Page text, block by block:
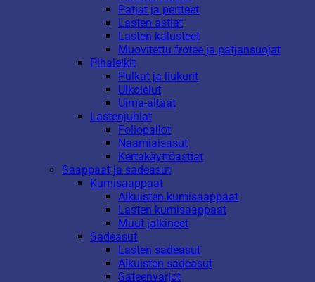
Patjat ja peitteet
Lasten astiat
Lasten kalusteet
Muovitettu frotee ja patjansuojat
Pihaleikit
Pulkat ja liukurit
Ulkolelut
Uima-altaat
Lastenjuhlat
Foliopallot
Naamiaisasut
Kertakäyttöastiat
Saappaat ja sadeasut
Kumisaappaat
Aikuisten kumisaappaat
Lasten kumisaappaat
Muut jalkineet
Sadeasut
Lasten sadeasut
Aikuisten sadeasut
Sateenvarjot